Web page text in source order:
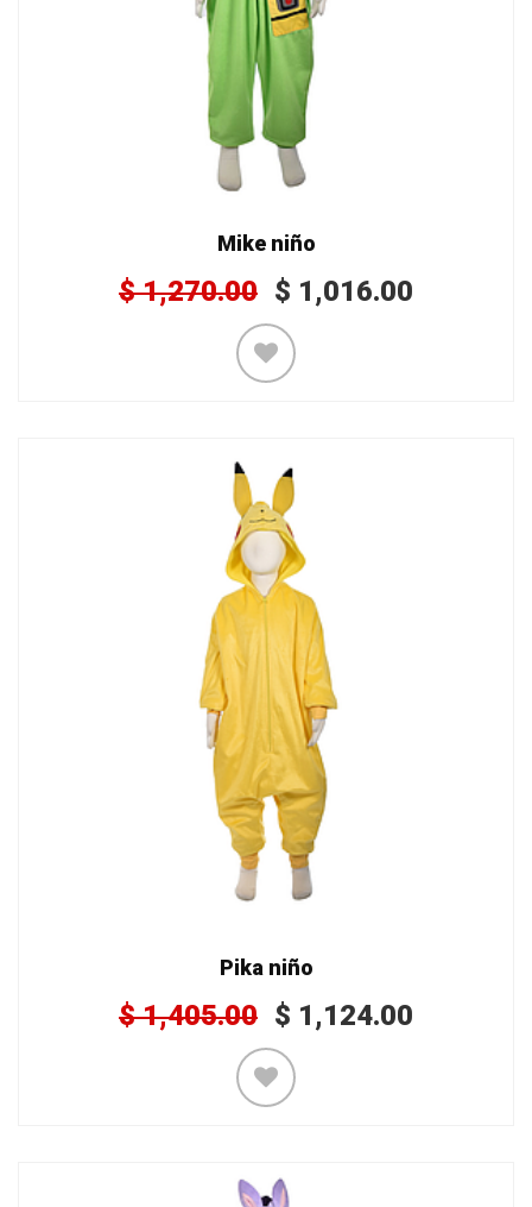
Mike niño
$1,270.00 $ 1,016.00
Pika niño
$1,405.00 $ 1,124.00